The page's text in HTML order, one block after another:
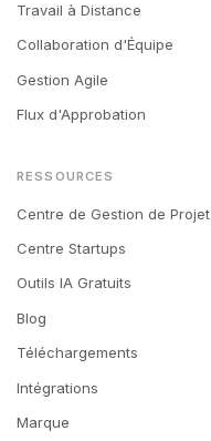
Travail à Distance
Collaboration d'Équipe
Gestion Agile
Flux d'Approbation
RESSOURCES
Centre de Gestion de Projet
Centre Startups
Outils IA Gratuits
Blog
Téléchargements
Intégrations
Marque